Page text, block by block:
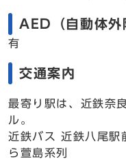
AED（自動体外
有
交通案内
最寄り駅は、近鉄奈
ル。
近鉄バス 近鉄八尾駅
ら萱島系列